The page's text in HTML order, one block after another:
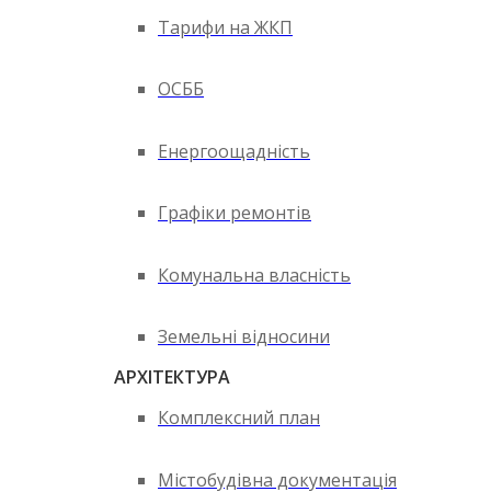
Тарифи на ЖКП
ОСББ
Енергоощадність
Графіки ремонтів
Комунальна власність
Земельні відносини
АРХІТЕКТУРА
Комплексний план
Містобудівна документація